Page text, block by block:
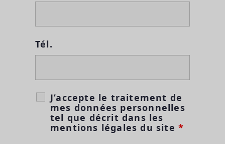
Tél.
J’accepte le traitement de
mes données personnelles
tel que décrit dans les
mentions légales du site *